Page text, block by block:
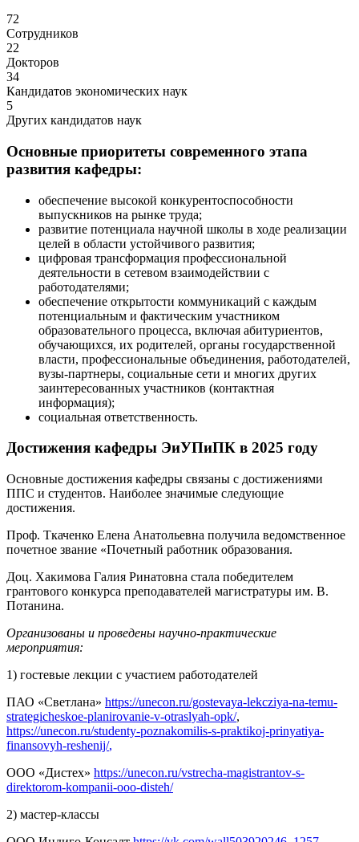
72
Сотрудников
22
Докторов
34
Кандидатов экономических наук
5
Других кандидатов наук
Основные приоритеты современного этапа
развития кафедры:
обеспечение высокой конкурентоспособности
выпускников на рынке труда;
развитие потенциала научной школы в ходе реализации
целей в области устойчивого развития;
цифровая трансформация профессиональной
деятельности в сетевом взаимодействии с
работодателями;
обеспечение открытости коммуникаций с каждым
потенциальным и фактическим участником
образовательного процесса, включая абитуриентов,
обучающихся, их родителей, органы государственной
власти, профессиональные объединения, работодателей,
вузы-партнеры, социальные сети и многих других
заинтересованных участников (контактная
информация);
социальная ответственность.
Достижения кафедры ЭиУПиПК в 2025 году
Основные достижения кафедры связаны с достижениями
ППС и студентов. Наиболее значимые следующие
достижения.
Проф. Ткаченко Елена Анатольевна получила ведомственное
почетное звание «Почетный работник образования.
Доц. Хакимова Галия Ринатовна стала победителем
грантового конкурса преподавателей магистратуры им. В.
Потанина.
Организованы и проведены научно-практические
мероприятия:
1) гостевые лекции с участием работодателей
ПАО «Светлана» https://unecon.ru/gostevaya-lekcziya-na-temu-
strategicheskoe-planirovanie-v-otraslyah-opk/,
https://unecon.ru/studenty-poznakomilis-s-praktikoj-prinyatiya-
finansovyh-reshenij/,
ООО «Дистех» https://unecon.ru/vstrecha-magistrantov-s-
direktorom-kompanii-ooo-disteh/
2) мастер-классы